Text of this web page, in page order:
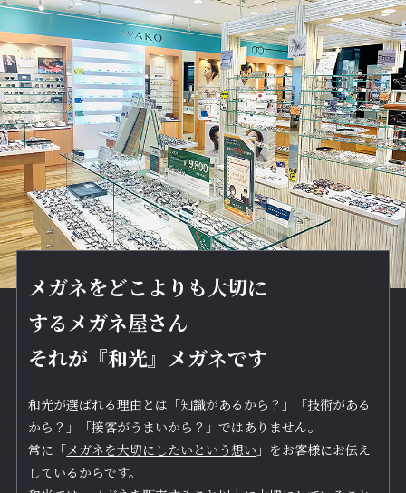
メガネをどこよりも大切に
するメガネ屋さん
それが『和光』メガネです
和光が選ばれる理由とは「知識があるから？」「技術がある
から？」「接客がうまいから？」ではありません。
常に「メガネを大切にしたいという想い 」をお客様にお伝え
しているからです。